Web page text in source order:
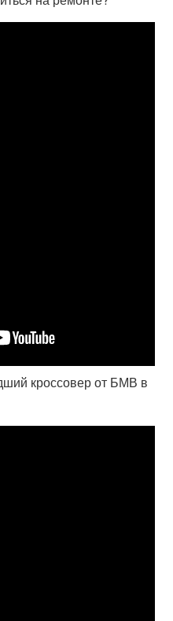
кроссовер от БМВ в